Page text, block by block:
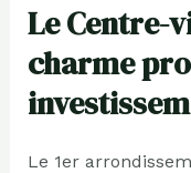
Le Centre-
charme
Le 1er